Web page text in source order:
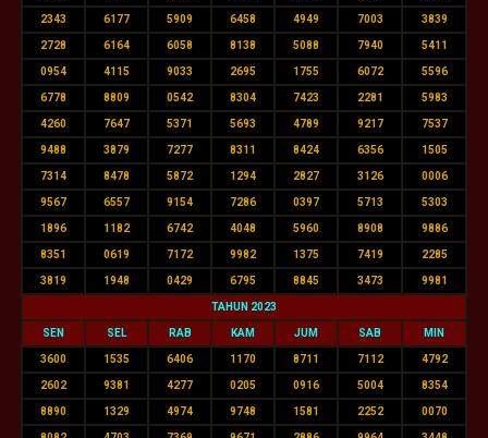
2343 6177 5909 6458 4949 7003 3839
2728 6164 6058 8138 5088 7940 5411
0954 4115 9033 2695 1755 6072 5596
6778 8809 0542 8304 7423 2281 5983
4260 7647 5371 5693 4789 9217 7537
9488 3879 7277 8311 8424 6356 1505
7314 8478 5872 1294 2827 3126 0006
9567 6557 9154 7286 0397 5713 5303
1896 1182 6742 4048 5960 8908 9886
8351 0619 7172 9982 1375 7419 2285
3819 1948 0429 6795 8845 3473 9981
TAHUN 2023
SEN SEL RAB KAM JUM SAB MIN
3600 1535 6406 1170 8711 7112 4792
2602 9381 4277 0205 0916 5004 8354
8890 1329 4974 9748 1581 2252 0070